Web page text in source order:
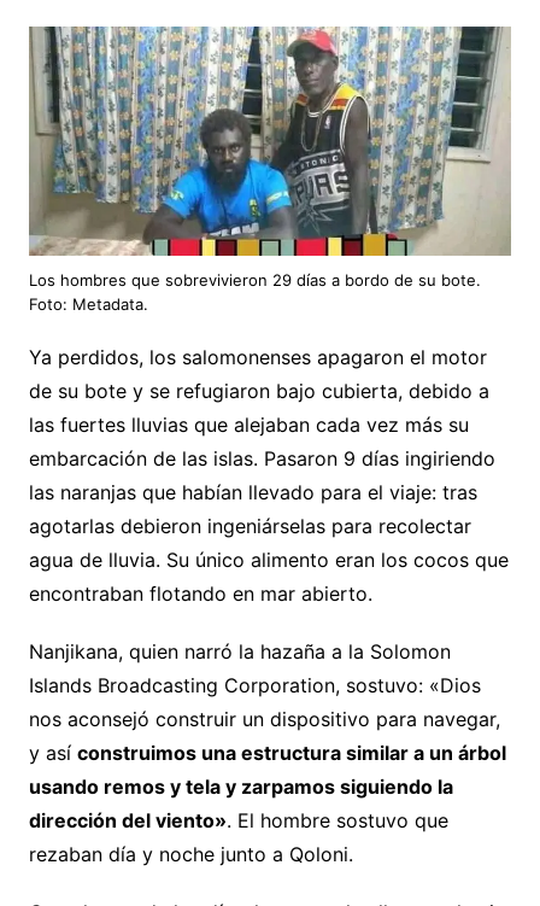
Los hombres que sobrevivieron 29 días a bordo de su bote.
Foto: Metadata.
Ya perdidos, los salomonenses apagaron el motor
de su bote y se refugiaron bajo cubierta, debido a
las fuertes lluvias que alejaban cada vez más su
embarcación de las islas. Pasaron 9 días ingiriendo
las naranjas que habían llevado para el viaje: tras
agotarlas debieron ingeniárselas para recolectar
agua de lluvia. Su único alimento eran los cocos que
encontraban flotando en mar abierto.
Nanjikana, quien narró la hazaña a la Solomon
Islands Broadcasting Corporation, sostuvo: «Dios
nos aconsejó construir un dispositivo para navegar,
y así construimos una estructura similar a un árbol
usando remos y tela y zarpamos siguiendo la
dirección del viento». El hombre sostuvo que
rezaban día y noche junto a Qoloni.